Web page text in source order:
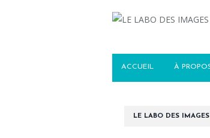
ACCUEIL À
LE LABO DES IMAGES